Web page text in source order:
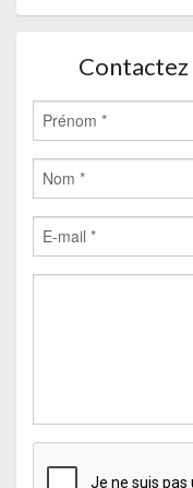
Contactez